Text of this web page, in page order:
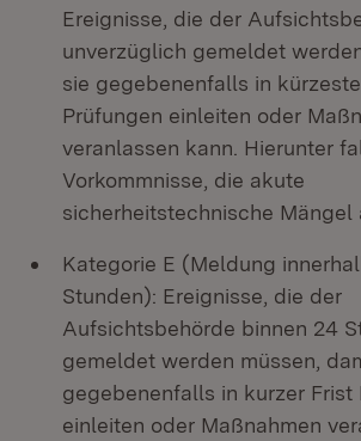
Ereignisse, die der
unverzüglich gemeldet
sie gegebenenfalls in
Prüfungen einleiten oder
veranlassen kann. Hierunter
Vorkommnisse, die akute
sicherheitstechnische Mängel
Kategorie E (Meldung
Stunden): Ereignisse, die der
Aufsichtsbehörde binnen 24
gemeldet werden müssen,
gegebenenfalls in kurzer Frist
einleiten oder Maßnahmen